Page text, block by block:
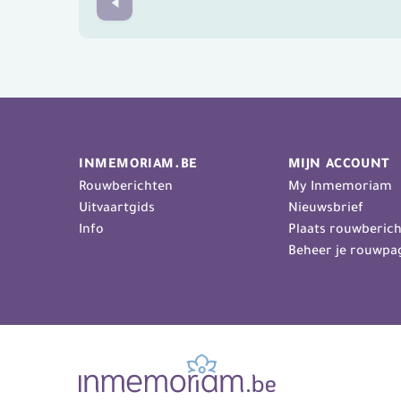
Prev
INMEMORIAM.BE
Rouwberichten
Uitvaartgids
Info
MIJN ACCOUNT
My Inmemoriam
Nieuwsbrief
Plaats
Beheer je